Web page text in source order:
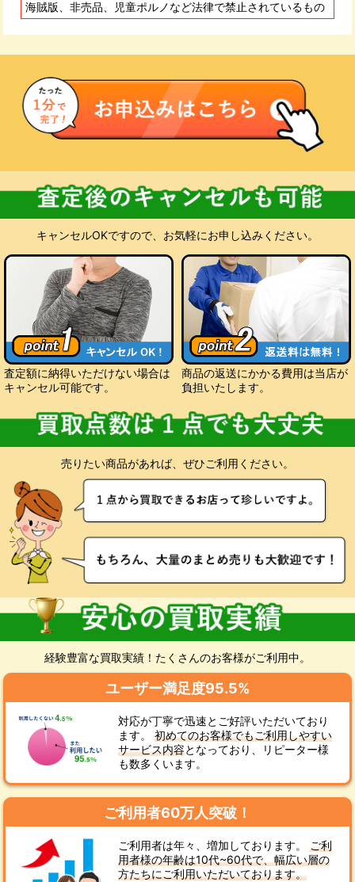
に入金いたします。
査定にご納得いただけない場合
お預かりした商品をお客様にご返却いたします。キャンセル料
けいたします。
海賊版、非売品、児童ポルノなど法律で禁止されているもの
キャンセルOKですので、お気軽にお申し込みください。
査定額に納得いただけない場合は
キャンセル可能です。
商品の返送にかかる費用は当店が
負担いたします。
売りたい商品があれば、ぜひご利用ください。
経験豊富な買取実績！たくさんのお客様がご利用中。
ユーザー満足度95.5%
対応が丁寧で迅速とご好評いただいており
ます。初めてのお客様でもご利用しやすい
サービス内容となっており、リピーター様
も数多くいます。
ご利用者60万人突破！
ご利用者は年々、増加しております。ご利
用者様の年齢は10代~60代で、幅広い層の
方たちにご利用いただいております。